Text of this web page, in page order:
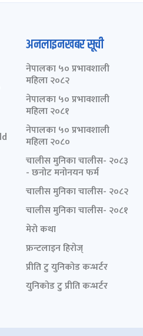
अनलाइनखबर सूची
नेपालका ५० प्रभावशाली
महिला २०८२
नेपालका ५० प्रभावशाली
महिला २०८१
नेपालका ५० प्रभावशाली
महिला २०८०
चालीस मुनिका चालीस- २०८३
- छनोट मनोनयन फर्म
चालीस मुनिका चालीस- २०८२
चालीस मुनिका चालीस- २०८१
मेरो कथा
फ्रन्टलाइन हिरोज्
प्रीति टु युनिकोड कन्भर्टर
युनिकोड टु प्रीति कन्भर्टर